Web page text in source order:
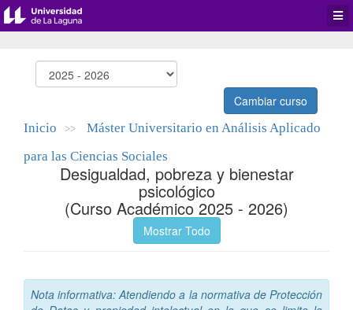
Cambiar curso
Inicio >>
Máster Universitario en Análisis Aplicado
para las Ciencias Sociales
Desigualdad, pobreza y bienestar
psicológico
(Curso Académico 2025 - 2026)
Mostrar Todo
Nota informativa: Atendiendo a la normativa de Protección